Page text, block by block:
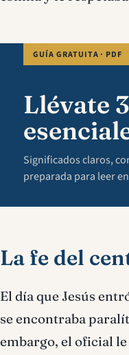
GUÍA GRATUITA · PDF
Llévate
Significados claros,
preparada para leer
La fe del
El día que Jesús
se encontraba
embargo, el oficial